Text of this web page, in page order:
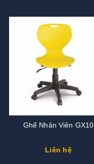
Ghế Nhân Viên GX10
Liên hệ